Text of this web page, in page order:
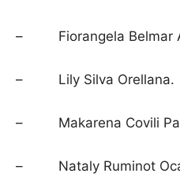
– Fiorangela Belmar
– Lily Silva Orellana.
– Makarena Covili
– Nataly Ruminot